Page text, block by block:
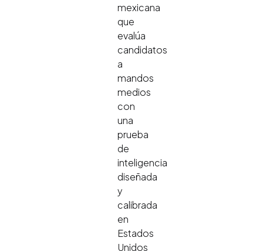
mexicana
que
evalúa
candidatos
a
mandos
medios
con
una
prueba
de
inteligencia
diseñada
y
calibrada
en
Estados
Unidos